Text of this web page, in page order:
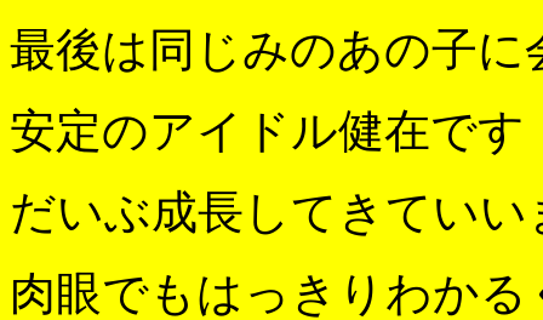
最後は同じみのあの子に
安定のアイドル健在です
だいぶ成長してきていい
肉眼でもはっきりわか